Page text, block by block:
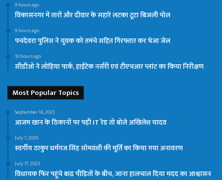
9 hours ago
विकासनगर में तारों और दीवार के सहारे लटका टूटा बिजली पोल
9 hours ago
पचदेवरा पुलिस ने युवक को तमंचे सहित गिरफ्तार कर भेजा जेल
10 hours ago
सीडीओ ने लोहिया पार्क, हाईटेक नर्सरी एवं टीएचआर प्लांट का किया निरीक्षण
Most Popular Topics
September 16, 2023
आजम खान के ठिकानों पर पड़ी IT रेड तो बोले अखिलेश यादव
July 7, 2026
स्वर्गीय ठाकुर धर्मगज सिंह सोमवंशी की मूर्ति का किया गया अनावरण
July 17, 2023
विधायक फिर पहुंचे बाढ़ पीड़ितों के बीच, जाना हालचाल दिया मदद का आश्वासन